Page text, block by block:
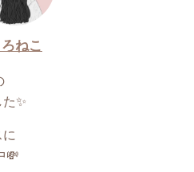
ろねこ
✨
💸